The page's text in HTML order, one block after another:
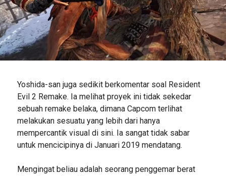
Yoshida-san juga sedikit berkomentar soal Resident
Evil 2 Remake. Ia melihat proyek ini tidak sekedar
sebuah remake belaka, dimana Capcom terlihat
melakukan sesuatu yang lebih dari hanya
mempercantik visual di sini. Ia sangat tidak sabar
untuk mencicipinya di Januari 2019 mendatang.
Mengingat beliau adalah seorang penggemar berat